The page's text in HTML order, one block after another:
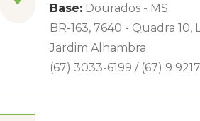
Base: Dourados - MS
BR-163, 7640 - Quadra 10,
Jardim Alhambra
(67) 3033-6199 / (67) 9